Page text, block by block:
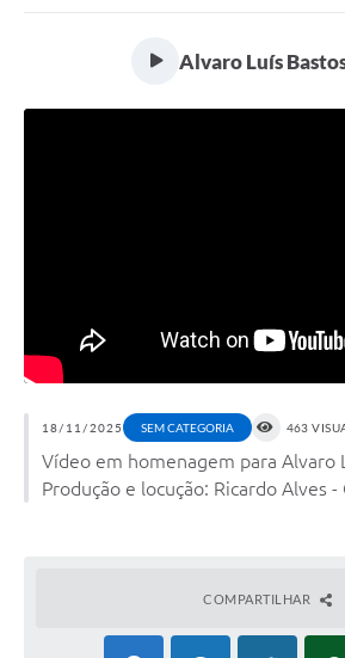
Alvaro Luís
18/11/2025 SEM CATEGORIA 463
Vídeo em homenagem para Alvaro
Produção e locução: Ricardo Alves -
COMPARTILHAR